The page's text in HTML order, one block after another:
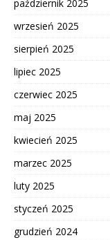
październik 2025
wrzesień 2025
sierpień 2025
lipiec 2025
czerwiec 2025
maj 2025
kwiecień 2025
marzec 2025
luty 2025
styczeń 2025
grudzień 2024